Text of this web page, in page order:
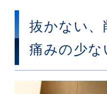
抜かない、
痛みの少な